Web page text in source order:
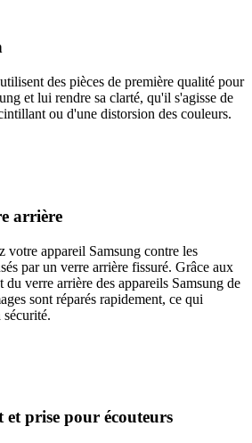
des pièces de première qualité pour
et lui rendre sa clarté, qu'il s'agisse de
ou d'une distorsion des couleurs.
arrière
votre appareil Samsung contre les
par un verre arrière fissuré. Grâce aux
du verre arrière des appareils Samsung de
sont réparés rapidement, ce qui
et prise pour écouteurs